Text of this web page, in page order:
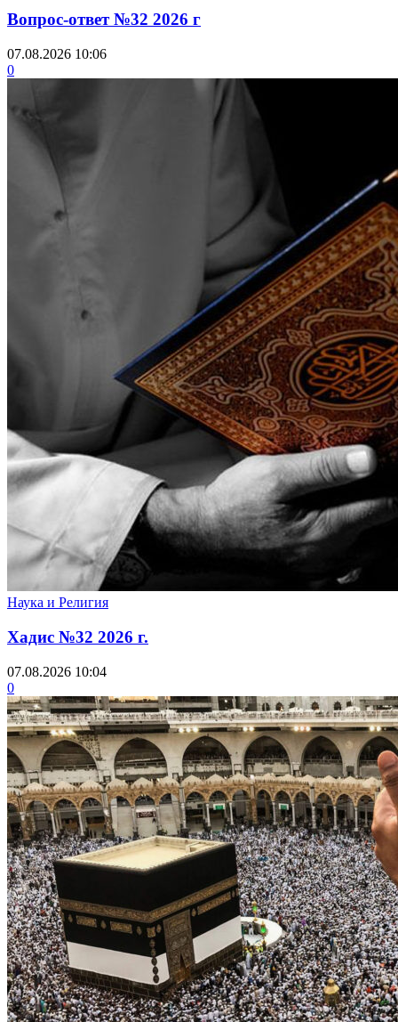
Вопрос-ответ №32 2026 г
07.08.2026 10:06
0
Наука и Религия
Хадис №32 2026 г.
07.08.2026 10:04
0